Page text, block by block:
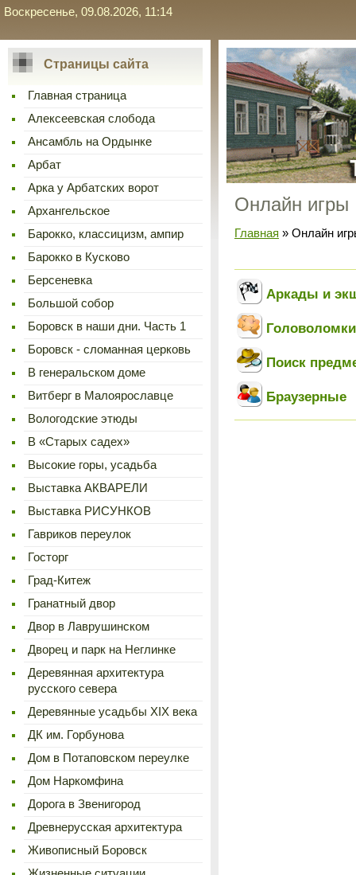
Воскресенье, 09.08.2026, 11:14
Страницы сайта
Главная страница
Алексеевская слобода
Ансамбль на Ордынке
Арбат
Арка у Арбатских ворот
Архангельское
Барокко, классицизм, ампир
Барокко в Кусково
Берсеневка
Большой собор
Боровск в наши дни. Часть 1
Боровск - сломанная церковь
В генеральском доме
Витберг в Малоярославце
Вологодские этюды
В «Старых садех»
Высокие горы, усадьба
Выставка АКВАРЕЛИ
Выставка РИСУНКОВ
Гавриков переулок
Госторг
Град-Китеж
Гранатный двор
Двор в Лаврушинском
Дворец и парк на Неглинке
Деревянная архитектура
русского севера
Деревянные усадьбы XIX века
ДК им. Горбунова
Дом в Потаповском переулке
Дом Наркомфина
Дорога в Звенигород
Древнерусская архитектура
Живописный Боровск
Онлайн игры
Главная » Онлайн
Аркады и
Головоломки
Поиск
Браузерные